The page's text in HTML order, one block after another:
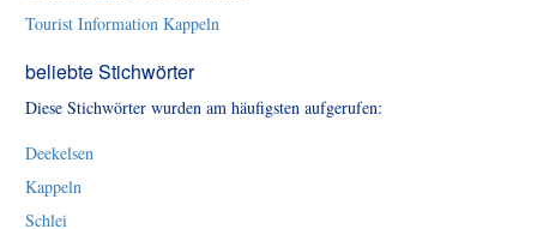
Tourist Information Kappeln
beliebte Stichwörter
Diese Stichwörter wurden am häufigsten aufgerufen:
Deekelsen
Kappeln
Schlei